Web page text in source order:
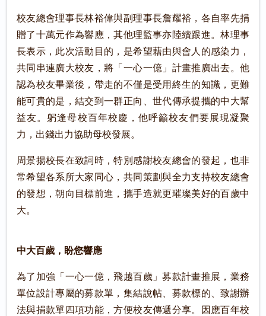
校友總會理事長林裕偉與副理事長詹耀裕，各自率先捐
贈了十萬元作為響應，其他理監事亦陸續跟進。林理事
長表示，此次活動目的，是希望藉由與會人的感染力，
共同串連廣大校友，將「一心一億」計畫推廣出去。他
認為校友畢業後，帶走的不僅是受用終生的知識，更難
能可貴的是，結交到一群正向、世代傳承提攜的中大幫
益友。躬逢母校百年校慶，他呼籲校友們要展現凝聚
力，出錢出力協助母校發展。
周景揚校長在致詞時，特別感謝校友總會的發起，也非
常希望各系所大家同心，共同策劃與全力支持校友總會
的發想，朝向目標前進，攜手造就更璀璨美好的百歲中
大。
中大百歲，盼您響應
為了加強「一心一億，飛越百歲」募款計畫推展，業務
單位設計專屬的募款單，集結說帖、募款標的、致謝辦
法與捐款單四項功能，方便校友傳遞分享。因應百年校